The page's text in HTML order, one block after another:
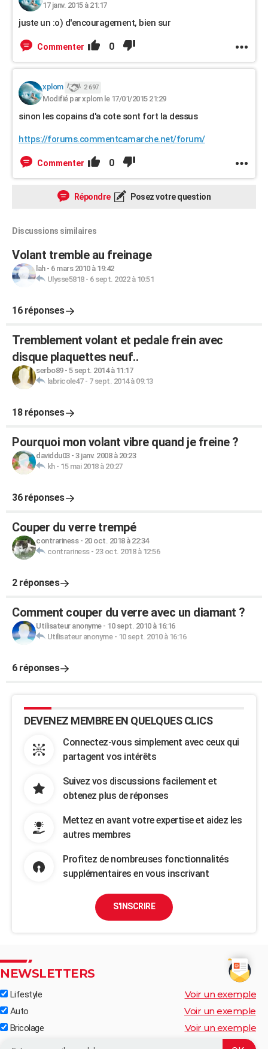
17 janv. 2015 à 21:17
juste un :o) d'encouragement, bien sur
Commenter 0
xplom 2 697
Modifié par xplom le 17/01/2015 21:29
sinon les copains d'a cote sont fort la dessus
https://forums.commentcamarche.net/forum/
Commenter 0
Répondre Posez votre question
Discussions similaires
Volant tremble au freinage
lah- 6 mars 2010 à 19:42
Ulysse5818- 6 sept. 2022 à 10:51
16 réponses
Tremblement volant et pedale frein avec
disque plaquettes neuf..
serbo89- 5 sept. 2014 à 11:17
labricole47- 7 sept. 2014 à 09:13
18 réponses
Pourquoi mon volant vibre quand je freine ?
daviddu03- 3 janv. 2008 à 20:23
kh- 15 mai 2018 à 20:27
36 réponses
Couper du verre trempé
contrariness- 20 oct. 2018 à 22:34
contrariness- 23 oct. 2018 à 12:56
2 réponses
Comment couper du verre avec un diamant ?
Utilisateur anonyme- 10 sept. 2010 à 16:16
Utilisateur anonyme- 10 sept. 2010 à 16:16
6 réponses
DEVENEZ MEMBRE EN QUELQUES CLICS
Connectez-vous simplement avec ceux qui
partagent vos intérêts
Suivez vos discussions facilement et
obtenez plus de réponses
Mettez en avant votre expertise et aidez les
autres membres
Profitez de nombreuses fonctionnalités
supplémentaires en vous inscrivant
S'INSCRIRE
NEWSLETTERS
Lifestyle Voir un exemple
Auto Voir un exemple
Bricolage Voir un exemple